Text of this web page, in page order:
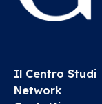
Il Centro Studi
Network